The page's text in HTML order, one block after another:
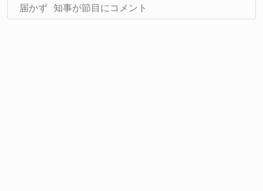
届かず 知事が節目にコメント